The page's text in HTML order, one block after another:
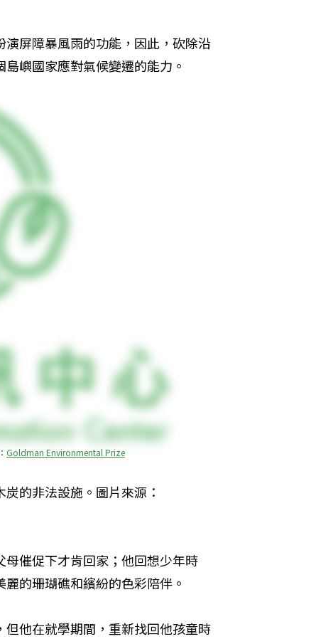
屏障暴風雨的功能，因此，砍除沿
嶼國家應對氣候變遷的能力。
Goldman Environmental Prize
的非法設施。圖片來源：
催促下才肯回家；他回想少年時
的珊瑚礁和繽紛的色彩陪伴。
他在就學期間，重新找回他孩童時